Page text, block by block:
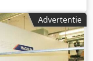
verstelbaar, van boven
verstelbaar,
van roestvrij staal
geluidsisolerende
mm - Elektrisch
Advertentie